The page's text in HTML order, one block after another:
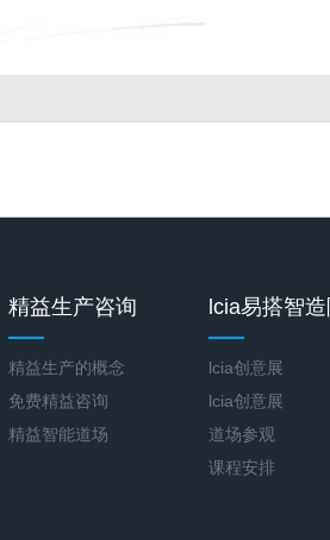
精益生产咨询
精益生产的概念
免费精益咨询
精益智能道场
lcia易搭智
lcia创意展
lcia创意展
道场参观
课程安排